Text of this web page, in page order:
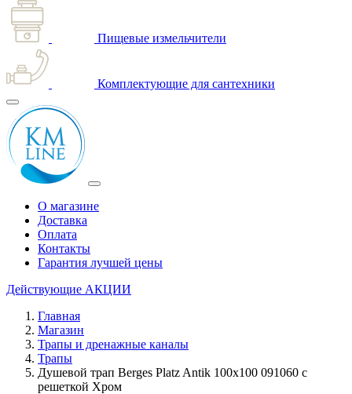
Пищевые измельчители
Комплектующие для сантехники
О магазине
Доставка
Оплата
Контакты
Гарантия лучшей цены
Действующие АКЦИИ
Главная
Магазин
Трапы и дренажные каналы
Трапы
Душевой трап Berges Platz Antik 100x100 091060 с
решеткой Хром